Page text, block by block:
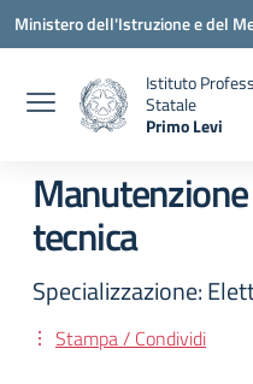
Vai ai contenuti
Vai al menu di navigazione
Vai al footer
Ministero dell'Istruzione e del
Istituto
Statale
Primo Levi
tecnica
Specializzazione:
Stampa / Condividi